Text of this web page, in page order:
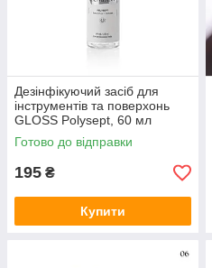
Дезінфікуючий засіб для
інструментів та поверхонь
GLOSS Polysept, 60 мл
Готово до відправки
195 ₴
Купити